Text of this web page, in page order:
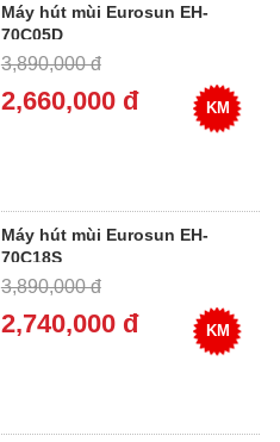
Máy hút mùi Eurosun EH-
70C05D
3,890,000 đ
2,660,000 đ KM
Máy hút mùi Eurosun EH-
70C18S
3,890,000 đ
2,740,000 đ KM